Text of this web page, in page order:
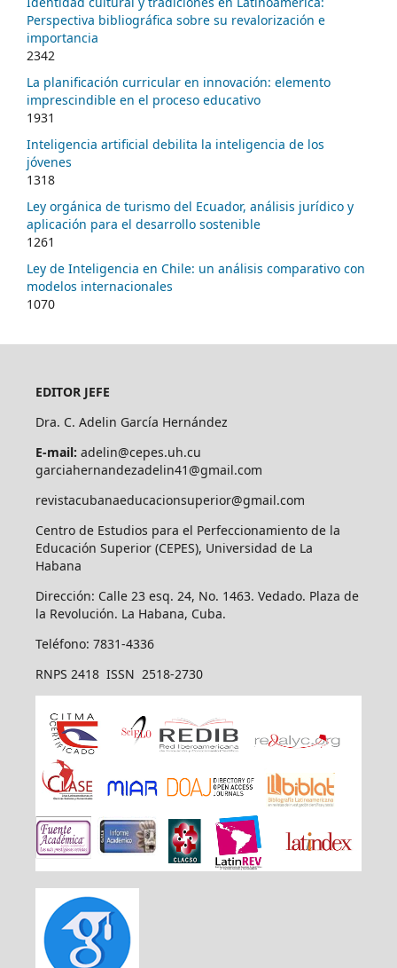
Perspectiva bibliográfica sobre su revalorización e
importancia
2342
La planificación curricular en innovación: elemento
imprescindible en el proceso educativo
1931
Inteligencia artificial debilita la inteligencia de los
jóvenes
1318
Ley orgánica de turismo del Ecuador, análisis jurídico y
aplicación para el desarrollo sostenible
1261
Ley de Inteligencia en Chile: un análisis comparativo con
modelos internacionales
1070
EDITOR JEFE
Dra. C. Adelin García Hernández
E-mail: adelin@cepes.uh.cu
garciahernandezadelin41@gmail.com
revistacubanaeducacionsuperior@gmail.com
Centro de Estudios para el Perfeccionamiento de la
Educación Superior (CEPES), Universidad de La
Habana
Dirección: Calle 23 esq. 24, No. 1463. Vedado. Plaza de
la Revolución. La Habana, Cuba.
Teléfono: 7831-4336
RNPS 2418 ISSN 2518-2730